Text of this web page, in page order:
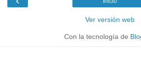
Ver versión web
Con la tecnología de